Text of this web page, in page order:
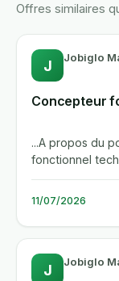
Offres similaires
J Jobiglo
Concepteur
...A propos du
fonctionnel
definir,
11/07/2026
J Jobiglo